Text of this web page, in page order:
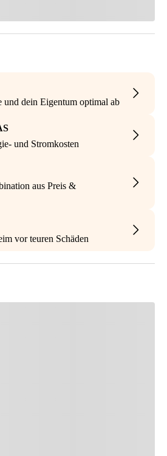
und dein Eigentum optimal ab
und Stromkosten
aus Preis &
vor teuren Schäden